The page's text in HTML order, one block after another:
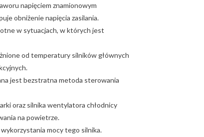
napięciem znamionowym
obniżenie napięcia zasilania.
w sytuacjach, w których jest
od temperatury silników głównych
jest bezstratna metoda sterowania
oraz silnika wentylatora chłodnicy
na powietrze.
mocy tego silnika.